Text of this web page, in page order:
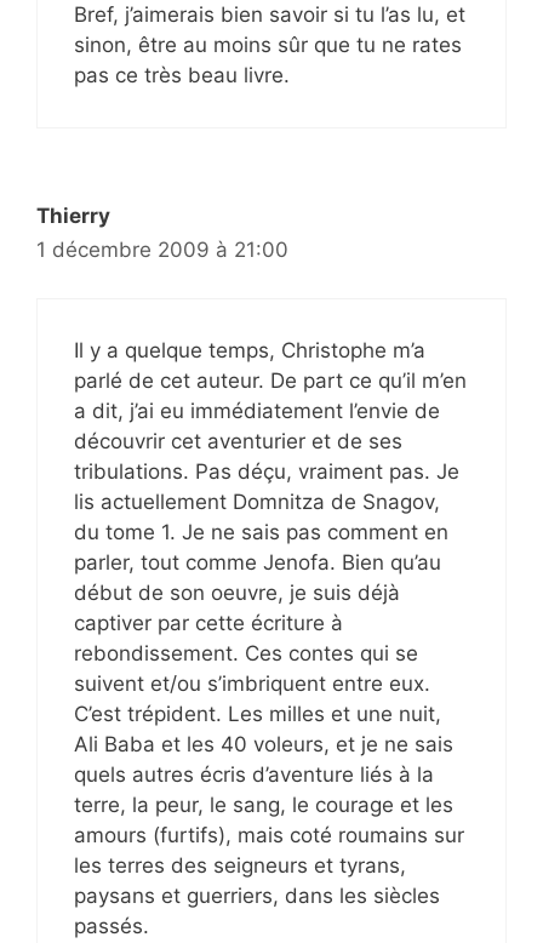
Bref, j’aimerais bien savoir si tu l’as lu, et
sinon, être au moins sûr que tu ne rates
pas ce très beau livre.
Thierry
1 décembre 2009 à 21:00
Il y a quelque temps, Christophe m’a
parlé de cet auteur. De part ce qu’il m’en
a dit, j’ai eu immédiatement l’envie de
découvrir cet aventurier et de ses
tribulations. Pas déçu, vraiment pas. Je
lis actuellement Domnitza de Snagov,
du tome 1. Je ne sais pas comment en
parler, tout comme Jenofa. Bien qu’au
début de son oeuvre, je suis déjà
captiver par cette écriture à
rebondissement. Ces contes qui se
suivent et/ou s’imbriquent entre eux.
C’est trépident. Les milles et une nuit,
Ali Baba et les 40 voleurs, et je ne sais
quels autres écris d’aventure liés à la
terre, la peur, le sang, le courage et les
amours (furtifs), mais coté roumains sur
les terres des seigneurs et tyrans,
paysans et guerriers, dans les siècles
passés.